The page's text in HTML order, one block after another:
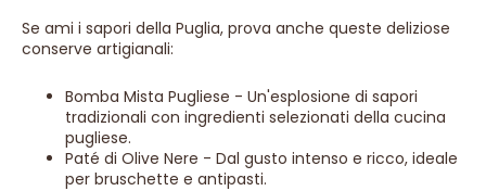
Se ami i sapori della Puglia, prova anche queste deliziose
conserve artigianali:
Bomba Mista Pugliese - Un'esplosione di sapori
tradizionali con ingredienti selezionati della cucina
pugliese.
Paté di Olive Nere - Dal gusto intenso e ricco, ideale
per bruschette e antipasti.